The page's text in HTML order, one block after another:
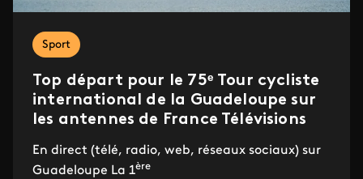
Sport
Top départ pour le 75ᵉ Tour cycliste
international de la Guadeloupe sur
les antennes de France Télévisions
En direct (télé, radio, web, réseaux sociaux) sur
Guadeloupe La 1ère